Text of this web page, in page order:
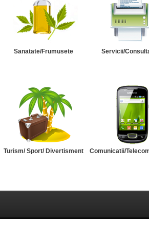
Sanatate/Frumusete Servicii/
Turism/ Sport/ Divertisment Comunicatii/